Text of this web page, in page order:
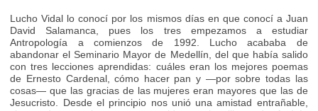
Lucho Vidal lo conocí por los mismos días en que conocí a Juan
David Salamanca, pues los tres empezamos a estudiar
Antropología a comienzos de 1992. Lucho acababa de
abandonar el Seminario Mayor de Medellín, del que había salido
con tres lecciones aprendidas: cuáles eran los mejores poemas
de Ernesto Cardenal, cómo hacer pan y —por sobre todas las
cosas— que las gracias de las mujeres eran mayores que las de
Jesucristo. Desde el principio nos unió una amistad entrañable,